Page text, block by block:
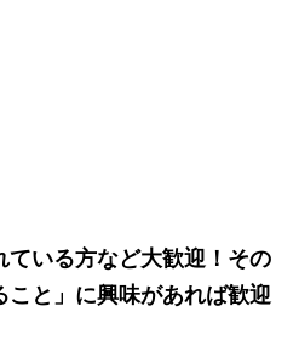
いる方など大歓迎！その
こと」に興味があれば歓迎